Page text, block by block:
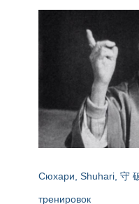
Сюхари, Shuhari, 守
тренировок